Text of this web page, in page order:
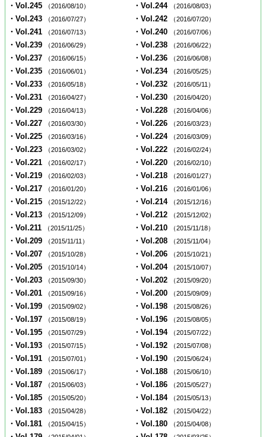
・Vol.245 （2016/08/10） ・Vol.244 （2016/08/03）
・Vol.243 （2016/07/27） ・Vol.242 （2016/07/20）
・Vol.241 （2016/07/13） ・Vol.240 （2016/07/06）
・Vol.239 （2016/06/29） ・Vol.238 （2016/06/22）
・Vol.237 （2016/06/15） ・Vol.236 （2016/06/08）
・Vol.235 （2016/06/01） ・Vol.234 （2016/05/25）
・Vol.233 （2016/05/18） ・Vol.232 （2016/05/11）
・Vol.231 （2016/04/27） ・Vol.230 （2016/04/20）
・Vol.229 （2016/04/13） ・Vol.228 （2016/04/06）
・Vol.227 （2016/03/30） ・Vol.226 （2016/03/23）
・Vol.225 （2016/03/16） ・Vol.224 （2016/03/09）
・Vol.223 （2016/03/02） ・Vol.222 （2016/02/24）
・Vol.221 （2016/02/17） ・Vol.220 （2016/02/10）
・Vol.219 （2016/02/03） ・Vol.218 （2016/01/27）
・Vol.217 （2016/01/20） ・Vol.216 （2016/01/06）
・Vol.215 （2015/12/22） ・Vol.214 （2015/12/16）
・Vol.213 （2015/12/09） ・Vol.212 （2015/12/02）
・Vol.211 （2015/11/25） ・Vol.210 （2015/11/18）
・Vol.209 （2015/11/11） ・Vol.208 （2015/11/04）
・Vol.207 （2015/10/28） ・Vol.206 （2015/10/21）
・Vol.205 （2015/10/14） ・Vol.204 （2015/10/07）
・Vol.203 （2015/09/30） ・Vol.202 （2015/09/20）
・Vol.201 （2015/09/16） ・Vol.200 （2015/09/09）
・Vol.199 （2015/09/02） ・Vol.198 （2015/08/26）
・Vol.197 （2015/08/19） ・Vol.196 （2015/08/05）
・Vol.195 （2015/07/29） ・Vol.194 （2015/07/22）
・Vol.193 （2015/07/15） ・Vol.192 （2015/07/08）
・Vol.191 （2015/07/01） ・Vol.190 （2015/06/24）
・Vol.189 （2015/06/17） ・Vol.188 （2015/06/10）
・Vol.187 （2015/06/03） ・Vol.186 （2015/05/27）
・Vol.185 （2015/05/20） ・Vol.184 （2015/05/13）
・Vol.183 （2015/04/28） ・Vol.182 （2015/04/22）
・Vol.181 （2015/04/15） ・Vol.180 （2015/04/08）